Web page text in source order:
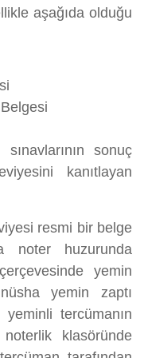
aşağıda olduğu
sonuç
kanıtlayan
resmi bir belge
noter huzurunda
yemin
yemin zaptı
tercümanın
klasöründe